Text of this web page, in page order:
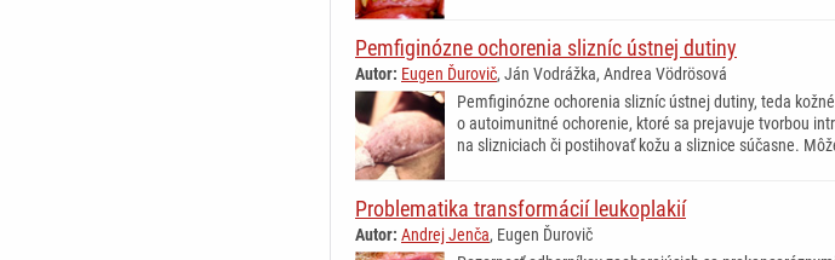
Pemfiginózne ochorenia slizníc ústnej dutiny
Autor: Eugen Ďurovič, Ján Vodrážka, Andrea Vödrösová
Pemfiginózne ochorenia slizníc ústnej dutiny, teda
o autoimunitné ochorenie, ktoré sa prejavuje tvorbou
na slizniciach či postihovať kožu a sliznice súčasne.
Problematika transformácií leukoplakií
Autor: Andrej Jenča, Eugen Ďurovič